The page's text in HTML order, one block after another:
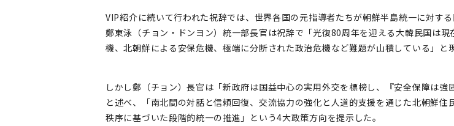
VIP紹介に続いて行われた祝辞では、世界各国の元指導者たちが朝鮮半島統一に対する
鄭東泳（チョン・ドンヨン）統一部長官は祝辞で「光復80周年を迎える大韓民国は
機、北朝鮮による安保危機、極端に分断された政治危機など難題が山積している」と
しかし鄭（チョン）長官は「新政府は国益中心の実用外交を標榜し、『安全保障は
と述べ、「南北間の対話と信頼回復、交流協力の強化と人道的支援を通じた北朝鮮
秩序に基づいた段階的統一の推進」という4大政策方向を提示した。